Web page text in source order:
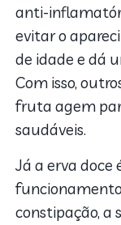
anti-
evitar o
de idade e dá
Com isso,
fruta agem
saudáveis.
Já a erva doce
funcionamento
constipação, a